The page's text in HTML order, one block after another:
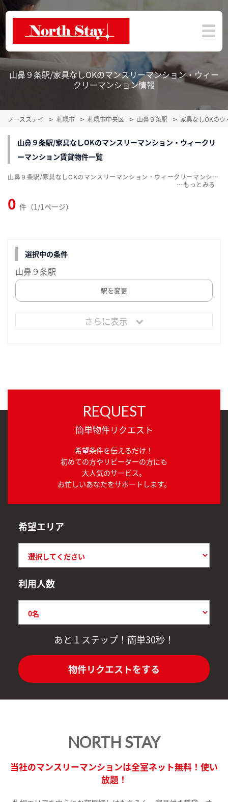
山鼻９条駅/家具なしOKのマンスリーマンション・ウィー
クリーマンション情報
ノースステイ 札幌市 札幌市中央区 山鼻９条駅 家具なしOKの
山鼻９条駅/家具なしOKのマンスリーマンション・ウィークリ
ーマンション賃貸物件一覧
0 件（1/1ページ）
山鼻９条駅/家具なしOKのマンスリーマンション・ウィークリーマンション賃貸物件一覧を掲載中。敷金・礼金無料、家具・家電付をご紹介。こだわり条件での絞込みも簡単！
…
選択中の条件
山鼻９条駅
駅を変更
さらに表示
REQUEST
簡単物件リクエスト
希望条件を伝えるだけ！
初めての方やリピーターの方にも
大人気のサービス。
お忙しいあなたをサポートします。
希望エリア
利用人数
あと１ステップ！簡単30秒！
物件リクエストをする
NORTH STAY
当社のマンスリーマンションは全室ネット無料！使い
放題！